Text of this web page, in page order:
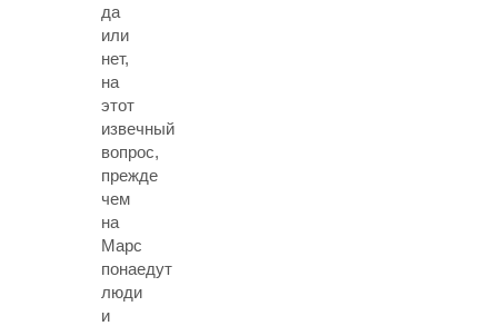
да
или
нет,
на
этот
извечный
вопрос,
прежде
чем
на
Марс
понаедут
люди
и